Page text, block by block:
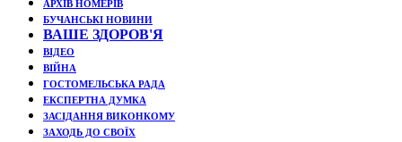
АРХІВ НОМЕРІВ
БУЧАНСЬКІ НОВИНИ
ВАШЕ ЗДОРОВ'Я
ВІДЕО
ВІЙНА
ГОСТОМЕЛЬСЬКА РАДА
ЕКСПЕРТНА ДУМКА
ЗАСІДАННЯ ВИКОНКОМУ
ЗАХОДЬ ДО СВОЇХ